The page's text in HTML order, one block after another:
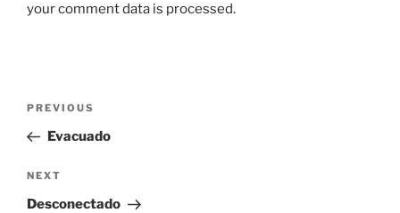
your comment data is processed.
Previous
Post
PREVIOUS
Evacuado
Next
Post
NEXT
Desconectado